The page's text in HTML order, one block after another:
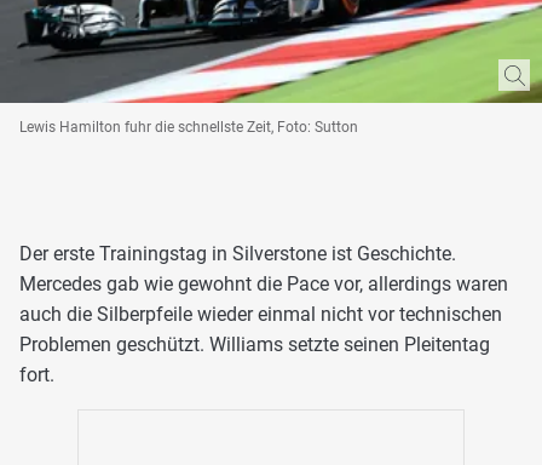
Lewis Hamilton fuhr die schnellste Zeit, Foto: Sutton
Der erste Trainingstag in Silverstone ist Geschichte.
Mercedes gab wie gewohnt die Pace vor, allerdings waren
auch die Silberpfeile wieder einmal nicht vor technischen
Problemen geschützt. Williams setzte seinen Pleitentag
fort.